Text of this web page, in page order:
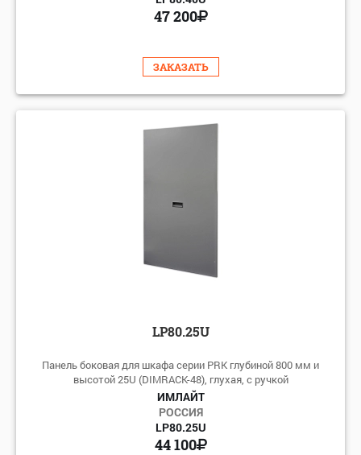
47 200
ЗАКАЗАТЬ
LP80.25U
Панель боковая для шкафа серии PRK глубиной 800 мм и
высотой 25U (DIMRACK-48), глухая, с ручкой
ИМЛАЙТ
РОССИЯ
LP80.25U
44 100